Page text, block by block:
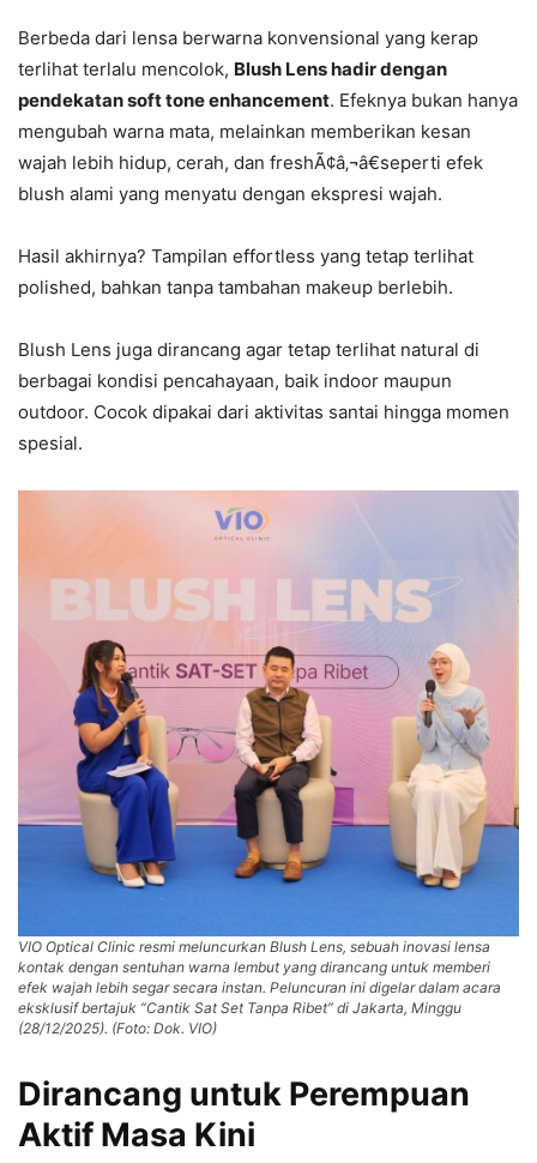
Berbeda dari lensa berwarna konvensional yang kerap
terlihat terlalu mencolok, Blush Lens hadir dengan
pendekatan soft tone enhancement. Efeknya bukan hanya
mengubah warna mata, melainkan memberikan kesan
wajah lebih hidup, cerah, dan freshÃ¢â‚¬â€seperti efek
blush alami yang menyatu dengan ekspresi wajah.
Hasil akhirnya? Tampilan effortless yang tetap terlihat
polished, bahkan tanpa tambahan makeup berlebih.
Blush Lens juga dirancang agar tetap terlihat natural di
berbagai kondisi pencahayaan, baik indoor maupun
outdoor. Cocok dipakai dari aktivitas santai hingga momen
spesial.
VIO Optical Clinic resmi meluncurkan Blush Lens, sebuah inovasi lensa
kontak dengan sentuhan warna lembut yang dirancang untuk memberi
efek wajah lebih segar secara instan. Peluncuran ini digelar dalam acara
eksklusif bertajuk “Cantik Sat Set Tanpa Ribet” di Jakarta, Minggu
(28/12/2025). (Foto: Dok. VIO)
Dirancang untuk Perempuan
Aktif Masa Kini